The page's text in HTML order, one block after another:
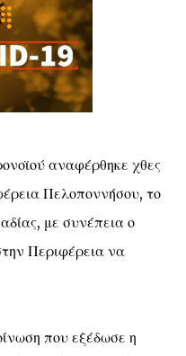
αναφέρθηκε χθες
Πελοποννήσου, το
με συνέπεια ο
Περιφέρεια να
που εξέδωσε η